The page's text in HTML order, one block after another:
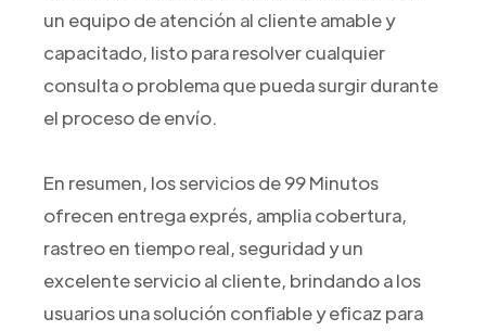
un equipo de atención al cliente amable y
capacitado, listo para resolver cualquier
consulta o problema que pueda surgir durante
el proceso de envío.
En resumen, los servicios de 99 Minutos
ofrecen entrega exprés, amplia cobertura,
rastreo en tiempo real, seguridad y un
excelente servicio al cliente, brindando a los
usuarios una solución confiable y eficaz para